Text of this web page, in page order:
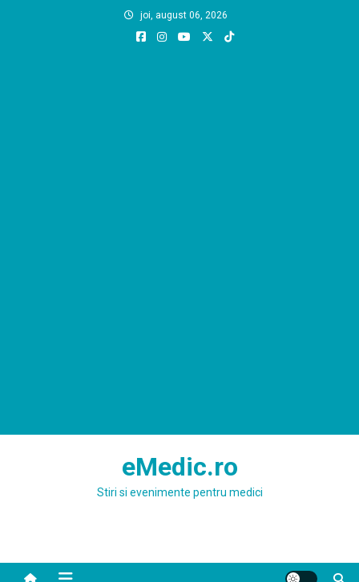
joi, august 06, 2026
eMedic.ro
Stiri si evenimente pentru medici